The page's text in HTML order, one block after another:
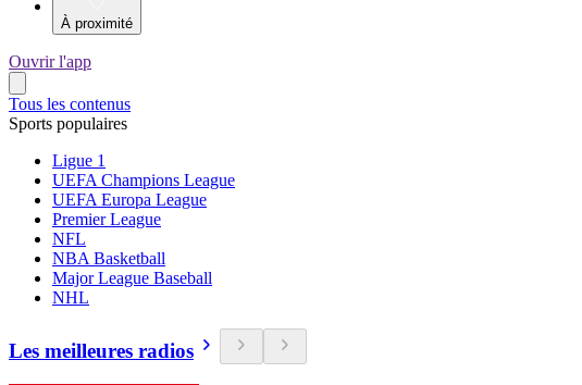
À proximité
Ouvrir l'app
Tous les contenus
Sports populaires
Ligue 1
UEFA Champions League
UEFA Europa League
Premier League
NFL
NBA Basketball
Major League Baseball
NHL
Les meilleures radios